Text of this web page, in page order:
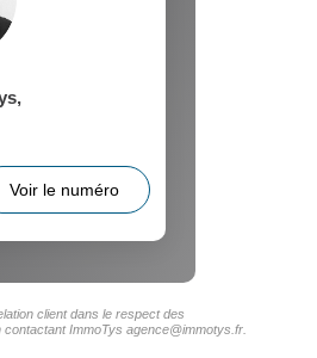
,
Voir le numéro
client dans le respect des
ImmoTys agence@immotys.fr.